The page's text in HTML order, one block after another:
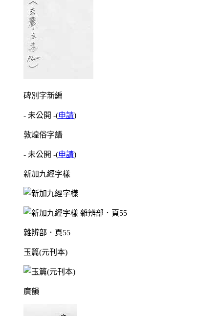
碑別字新編
- 未公開 -(申請)
敦煌俗字譜
- 未公開 -(申請)
新加九經字樣
雜辨部．頁55
玉篇(元刊本)
廣韻